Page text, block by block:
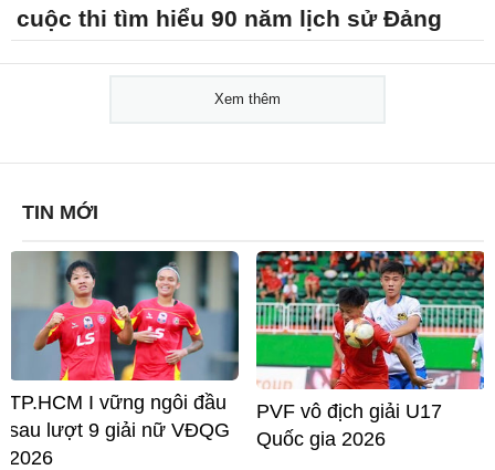
cuộc thi tìm hiểu 90 năm lịch sử Đảng
Xem thêm
TIN MỚI
TP.HCM I vững ngôi đầu
sau lượt 9 giải nữ VĐQG
2026
PVF vô địch giải U17
Quốc gia 2026